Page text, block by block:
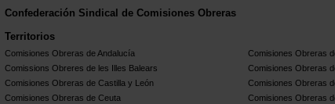
Confederación Sindical de Comisiones Obreras
Territorios
Comisiones Obreras de Andalucía Comisiones Obreras
Comissions Obreres de les Illes Balears
Comisiones Obreras
Comisiones Obreras de Castilla y León
Comisiones Obreras
Comisiones Obreras de Ceuta
Comisiones Obreras